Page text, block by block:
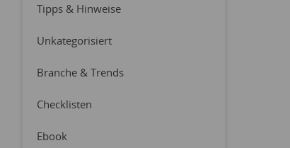
Tipps & Hinweise
Unkategorisiert
Branche & Trends
Checklisten
Ebook